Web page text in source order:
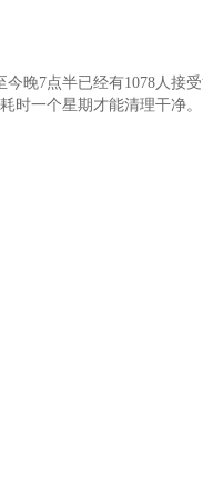
晚7点半已经有1078人接
时一个星期才能清理干净